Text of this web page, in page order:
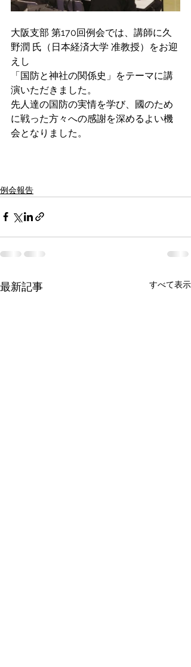
大阪支部 第170回例会では、講師に久
野潤 氏（日本経済大学 准教授）をお迎
えし
「国防と神社の関係史」をテーマに講
演いただきました。
先人達の国防の実情を学び、國のため
に戦った方々への感謝を深めるよい機
会となりました。
例会報告
最新記事 すべて表示